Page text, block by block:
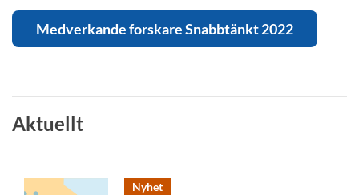
Medverkande forskare Snabbtänkt 2022
Aktuellt
Nyhet